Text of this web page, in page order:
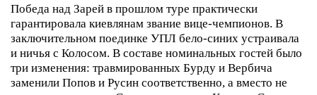
Победа над Зарей в прошлом туре практически
гарантировала киевлянам звание вице-чемпионов. В
заключительном поединке УПЛ бело-синих устраивала
и ничья с Колосом. В составе номинальных гостей было
три изменения: травмированных Бурду и Вербича
заменили Попов и Русин соответственно, а вместо не